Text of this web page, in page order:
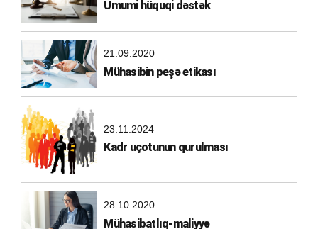
Ümumi hüquqi dəstək
21.09.2020
Mühasibin peşə etikası
23.11.2024
Kadr uçotunun qurulması
28.10.2020
Mühasibatlıq-maliyyə